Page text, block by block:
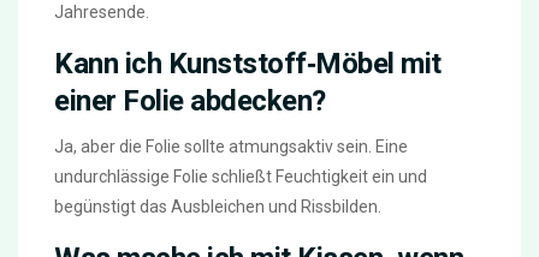
Jahresende.
Kann ich Kunststoff‑Möbel mit
einer Folie abdecken?
Ja, aber die Folie sollte atmungsaktiv sein. Eine
undurchlässige Folie schließt Feuchtigkeit ein und
begünstigt das Ausbleichen und Rissbilden.